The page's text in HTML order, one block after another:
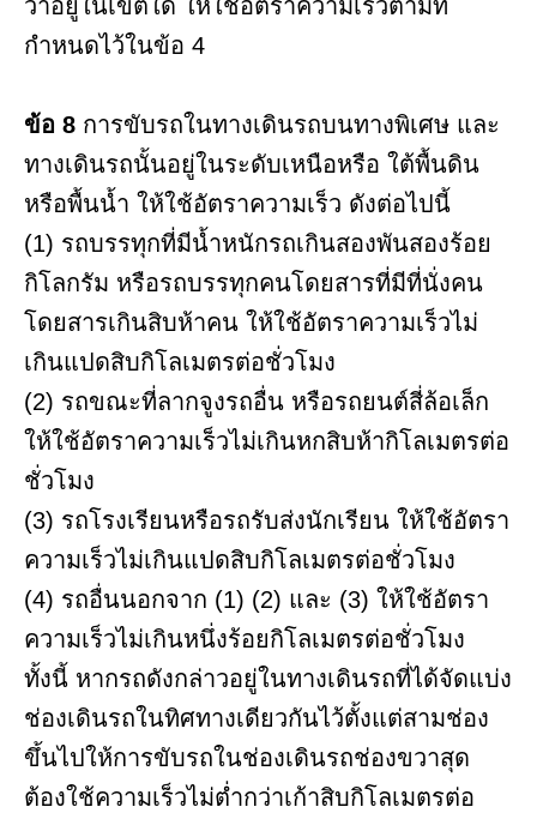
ว่าอยู่ในเขตใด ให้ใช้อัตราความเร็วตามที่
กำหนดไว้ในข้อ 4
ข้อ 8 การขับรถในทางเดินรถบนทางพิเศษ และ
ทางเดินรถนั้นอยู่ในระดับเหนือหรือ ใต้พื้นดิน
หรือพื้นน้ำ ให้ใช้อัตราความเร็ว ดังต่อไปนี้
(1) รถบรรทุกที่มีน้ำหนักรถเกินสองพันสองร้อย
กิโลกรัม หรือรถบรรทุกคนโดยสารที่มีที่นั่งคน
โดยสารเกินสิบห้าคน ให้ใช้อัตราความเร็วไม่
เกินแปดสิบกิโลเมตรต่อชั่วโมง
(2) รถขณะที่ลากจูงรถอื่น หรือรถยนต์สี่ล้อเล็ก
ให้ใช้อัตราความเร็วไม่เกินหกสิบห้ากิโลเมตรต่อ
ชั่วโมง
(3) รถโรงเรียนหรือรถรับส่งนักเรียน ให้ใช้อัตรา
ความเร็วไม่เกินแปดสิบกิโลเมตรต่อชั่วโมง
(4) รถอื่นนอกจาก (1) (2) และ (3) ให้ใช้อัตรา
ความเร็วไม่เกินหนึ่งร้อยกิโลเมตรต่อชั่วโมง
ทั้งนี้ หากรถดังกล่าวอยู่ในทางเดินรถที่ได้จัดแบ่ง
ช่องเดินรถในทิศทางเดียวกันไว้ตั้งแต่สามช่อง
ขึ้นไปให้การขับรถในช่องเดินรถช่องขวาสุด
ต้องใช้ความเร็วไม่ต่ำกว่าเก้าสิบกิโลเมตรต่อ